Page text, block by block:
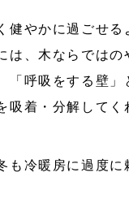
健やかに過ごせ
は、木ならではの
「呼吸をする壁
吸着・分解してく
も冷暖房に過度